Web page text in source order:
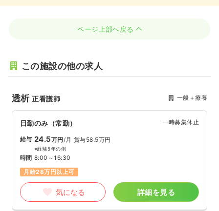
ページ上部へ戻る
この施設の他の求人
透析正看護師 一般＋療養
日勤のみ（常勤） 一時募集休止
給与 24.5万円 /月 賞与58.5万円
※経験5年の例
時間 8:00～16:30
月給28万円以上可
気になる 詳細を見る